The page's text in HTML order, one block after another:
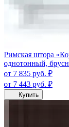
Римская штора
однотонный,
от 7 835 руб. ₽
от 7 443 руб. ₽
Купить